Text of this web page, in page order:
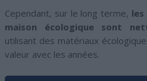
Cependant, sur le long terme, les
maison écologique sont
utilisant des matériaux
valeur avec les années.